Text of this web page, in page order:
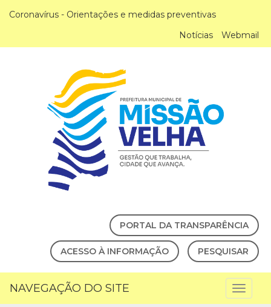
Coronavírus - Orientações e medidas preventivas
Notícias
Webmail
PORTAL DA TRANSPARÊNCIA
ACESSO À INFORMAÇÃO PESQUISAR
NAVEGAÇÃO DO SITE